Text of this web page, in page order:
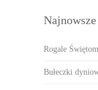
Rogale
Bułeczki